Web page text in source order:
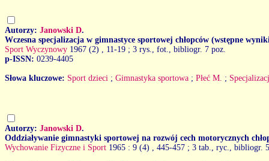
Autorzy: Janowski D.
Wczesna specjalizacja w gimnastyce sportowej chłopców (wstępne
Sport Wyczynowy 1967 (2)
, 11-19 ; 3 rys., fot., bibliogr. 7 poz.
p-ISSN: 0239-4405
Słowa kluczowe: Sport dzieci ; Gimnastyka sportowa ; Płeć M. ;
Autorzy: Janowski D.
Oddziaływanie gimnastyki sportowej na rozwój cech motorycznych
Wychowanie Fizyczne i Sport 1965 : 9 (4) , 445-457 ; 3 tab., ryc., bibliogr.